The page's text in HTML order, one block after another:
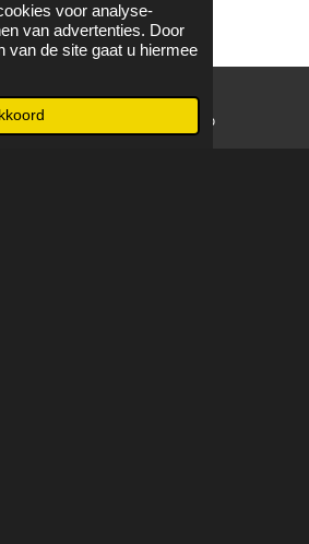
voor analyse-
van advertenties. Door
van de site gaat u hiermee
WhatsApp